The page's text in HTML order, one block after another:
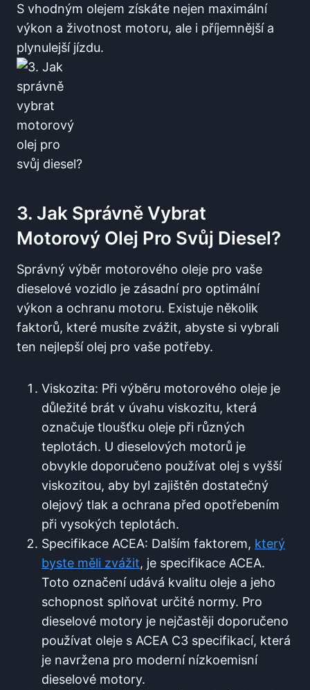
S vhodným olejem získáte nejen maximální
výkon a životnost motoru, ale i příjemnější a
plynulejší jízdu.
3. Jak Správně Vybrat
Motorový Olej Pro Svůj Diesel?
Správný výběr motorového oleje pro vaše
dieselové vozidlo je zásadní pro optimální
výkon a ochranu motoru. Existuje několik
faktorů, které musíte zvážit, abyste si vybrali
ten nejlepší olej pro vaše potřeby.
Viskozita: Při výběru motorového oleje je
důležité brát v úvahu viskozitu, která
označuje tloušťku oleje při různých
teplotách. U dieselových motorů je
obvykle doporučeno používat olej s vyšší
viskozitou, aby byl zajištěn dostatečný
olejový tlak a ochrana před opotřebením
při vysokých teplotách.
Specifikace ACEA: Dalším faktorem, který
byste měli zvážit, je specifikace ACEA.
Toto označení udává kvalitu oleje a jeho
schopnost splňovat určité normy. Pro
dieselové motory je nejčastěji doporučeno
používat oleje s ACEA C3 specifikací, která
je navržena pro moderní nízkoemisní
dieselové motory.